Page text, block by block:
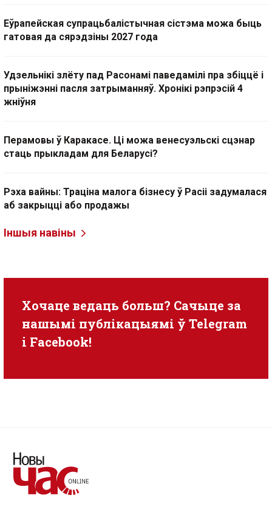
Еўрапейская супрацьбалістычная сістэма можа быць
гатовая да сярэдзіны 2027 года
Удзельнікі злёту пад Расонамі паведамілі пра збіццё і
прыніжэнні пасля затрыманняў. Хронікі рэпрэсій 4
жніўня
Перамовы ў Каракасе. Ці можа венесуэльскі сцэнар
стаць прыкладам для Беларусі?
Рэха вайны: Траціна малога бізнесу ў Расіі задумалася
аб закрыцці або продажы
Іншыя навіны
Хочаце ведаць больш? Сачыце за
нашымі публікацыямі ў Telegram
i Facebook!